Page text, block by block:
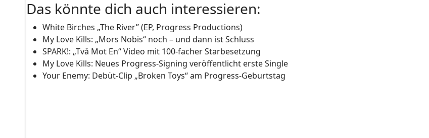
Das könnte dich auch interessieren:
White Birches „The River” (EP, Progress Productions)
My Love Kills: „Mors Nobis“ noch – und dann ist Schluss
SPARK!: „Två Mot En“ Video mit 100-facher Starbesetzung
My Love Kills: Neues Progress-Signing veröffentlicht erste Single
Your Enemy: Debüt-Clip „Broken Toys“ am Progress-Geburtstag